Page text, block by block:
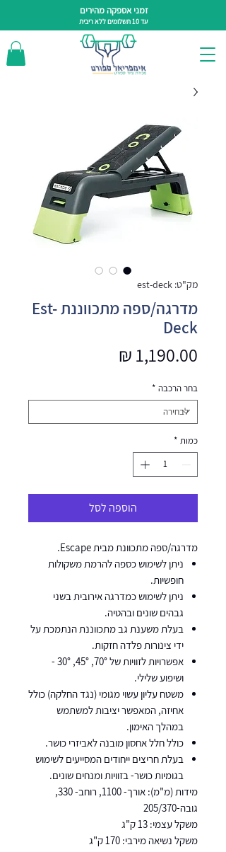
זמני אספקה מהירים
עד 10 תשלומים ללא ריבית
מק"ט: est-deck
מדרגה/ספה מתכווננת Est-
Deck
בחר הרכבה *
כמות *
הוספה לסל
מדרגה/ספה מתכוונת מבית Escape.
ניתן לשימוש כספה להרמת משקולות
חופשיות.
ניתן לשימוש כמדרגה אירובית בשני
גבהים שונים ובהטיה.
בעלת משענת גב מתכווננת הנתמכת על
ידי צינורות פלדה חזקות.
אפשרויות לזוויות של 70°, 45°, 30° -
ושיפוע שלילי.
משטח עליון עשוי מגומי (נגד החלקה) כולל
אחיזה, המאפשר יציבות למשתמש
במהלך האימון.
כולל חלל אחסון מובנה לאביזרי כושר.
בעלת חריצים ייחודים המסייעים לשימוש
בגומיות כושר- בזוויות ומנחים שונים.
מידות (מ"מ): אורך- 1100, רוחב- 330,
גובה-205/370
משקל עצמי: 13 ק"ג
משקל נשיאה מירבי: 170 ק"ג